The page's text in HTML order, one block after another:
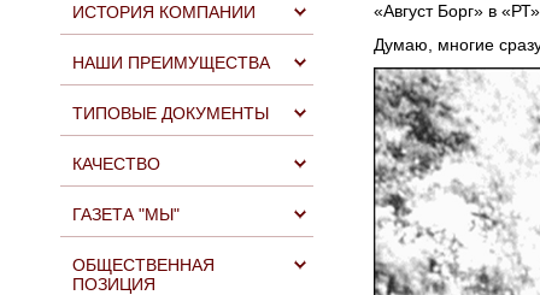
ИСТОРИЯ КОМПАНИИ
НАШИ ПРЕИМУЩЕСТВА
ТИПОВЫЕ ДОКУМЕНТЫ
КАЧЕСТВО
ГАЗЕТА "МЫ"
ОБЩЕСТВЕННАЯ
ПОЗИЦИЯ
«Август Борг» в
Думаю, многие